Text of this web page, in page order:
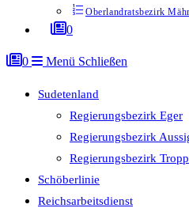
Oberlandratsbezirk
0
0 Menü Schließen
Sudetenland
Regierungsbezirk Eger
Regierungsbezirk
Regierungsbezirk
Schöberlinie
Reichsarbeitsdienst